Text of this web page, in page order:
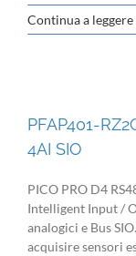
Continua a leggere
PFAP401-
4AI SIO
PICO PRO D4
Intelligent Input /
analogici e Bus
acquisire sensori